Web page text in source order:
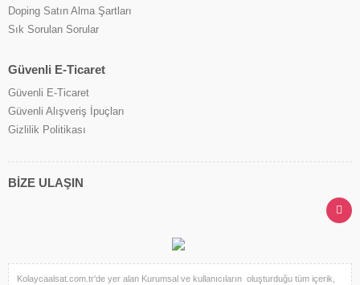
Doping Satın Alma Şartları
Sık Sorulan Sorular
Güvenli E-Ticaret
Güvenli E-Ticaret
Güvenli Alışveriş İpuçları
Gizlilik Politikası
BİZE ULAŞIN
Kolaycaalsat.com.tr'de yer alan Kurumsal ve kullanıcıların oluşturduğu tüm içerik,